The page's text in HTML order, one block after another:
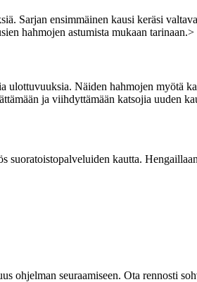
Sarjan ensimmäinen kausi keräsi
hahmojen astumista mukaan tarinaan.>
Näiden hahmojen myötä
ja viihdyttämään katsojia uuden
kautta.
ohjelman seuraamiseen. Ota rennosti